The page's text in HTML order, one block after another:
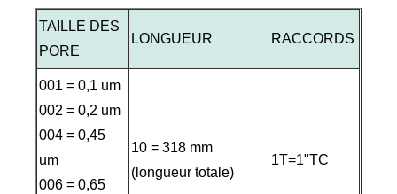
TAILLE DES
PORE
LONGUEUR RACCORDS
001 = 0,1 um
002 = 0,2 um
004 = 0,45
um
006 = 0,65
10 = 318 mm
(longueur totale)
1T=1"TC